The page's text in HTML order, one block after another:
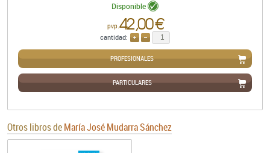
Disponible
pvp. 42,00 €
cantidad:
PROFESIONALES
PARTICULARES
Otros libros deMaría José Mudarra Sánchez